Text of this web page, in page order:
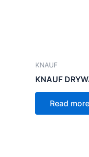
KNAUF
KNAUF
Read more